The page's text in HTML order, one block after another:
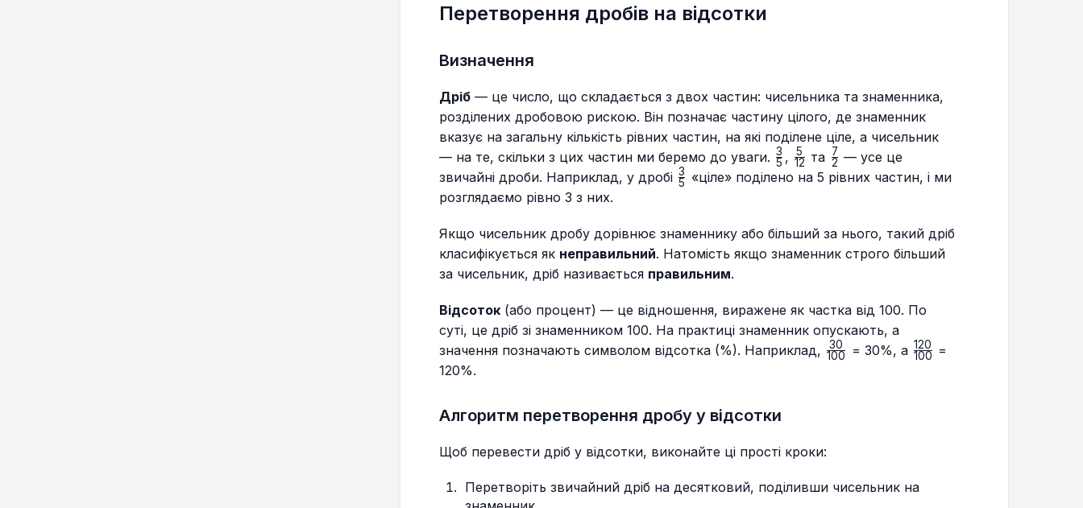
Перетворення дробів на відсотки
Визначення
Дріб — це число, що складається з двох частин: чисельника та знаменника,
розділених дробовою рискою. Він позначає частину цілого, де знаменник
вказує на загальну кількість рівних частин, на які поділене ціле, а чисельник
— на те, скільки з цих частин ми беремо до уваги. \frac{3}
{5}
5
3 , \frac{5}
{12}
12
5 та \frac{7}
{2}
2
7 — усе це
звичайні дроби. Наприклад, у дробі \frac{3}
5
3
«ціле» поділено на 5 рівних частин, і ми
розглядаємо рівно 3 з них.
Якщо чисельник дробу дорівнює знаменнику або більший за нього, такий дріб
класифікується як неправильний. Натомість якщо знаменник строго більший
за чисельник, дріб називається правильним.
Відсоток (або процент) — це відношення, виражене як частка від 100. По
суті, це дріб зі знаменником 100. На практиці знаменник опускають, а
значення позначають символом відсотка (%). Наприклад, \frac{30}
100
30 = 30%, а \frac{120}
100
120
=
120%.
Алгоритм перетворення дробу у відсотки
Щоб перевести дріб у відсотки, виконайте ці прості кроки:
Перетворіть звичайний дріб на десятковий, поділивши чисельник на